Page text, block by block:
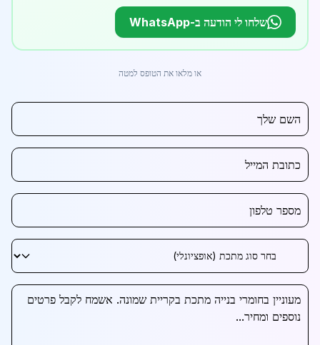
שלחו לי הודעה ב-WhatsApp
או מלאו את הטופס למטה